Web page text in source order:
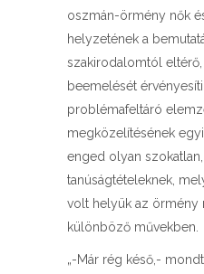
oszmán-örmény nők
helyzetének a
szakirodalomtól
beemelését
problémafeltáró
megközelítésének
enged olyan
tanúságtételeknek,
volt helyük az örmény
különböző művekben.
„-Már rég késő,-